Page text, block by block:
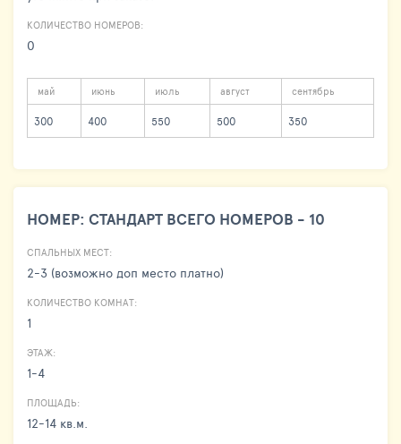
КОЛИЧЕСТВО НОМЕРОВ:
0
май июнь июль август сентябрь
300 400 550 500 350
НОМЕР: СТАНДАРТ ВСЕГО НОМЕРОВ - 10
СПАЛЬНЫХ МЕСТ:
2-3 (возможно доп место платно)
КОЛИЧЕСТВО КОМНАТ:
1
ЭТАЖ:
1-4
ПЛОЩАДЬ:
12-14 кв.м.